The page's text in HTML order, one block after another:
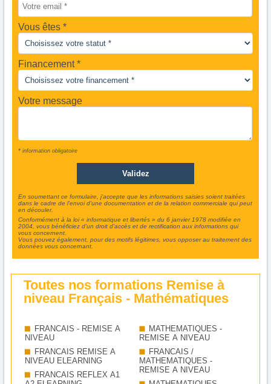
Vous êtes
Financement *
Votre message
* information obligatoire
En soumettant ce formulaire, j'accepte que les informations saisies soient traitées
dans le cadre de l'envoi d'une documentation et de la relation commerciale qui peut
en découler.
Conformément à la loi « informatique et libertés » du 6 janvier 1978 modifiée en
2004, vous bénéficiez d'un droit d'accès et de rectification aux informations qui
vous concernent.
Vous pouvez également, pour des motifs légitimes, vous opposer au traitement des
données vous concernant.
Toutes nos formations Remise à
niveau Français - Mathématiques
FRANCAIS - REMISE A
NIVEAU
FRANCAIS REMISE A
NIVEAU ELEARNING
FRANCAIS REFLEX A1
MATHEMATIQUES -
REMISE A NIVEAU
FRANCAIS /
MATHEMATIQUES -
REMISE A NIVEAU